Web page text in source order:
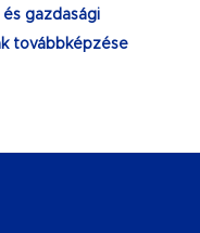
gazdasági
továbbképzése